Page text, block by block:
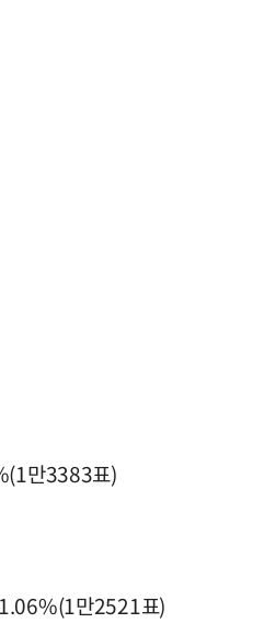
만3383표)
만2521표)